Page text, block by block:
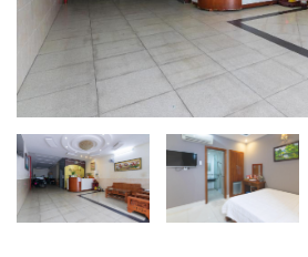
伴！
越
南
旅
行
社